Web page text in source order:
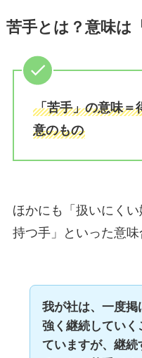
苦手とは？意味は
「苦手」の意味＝
意のもの
ほかにも「扱いにく
持つ手」といった意味
我が社は、一度掲
強く継続していく
ていますが、継続